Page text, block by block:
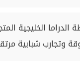
الدراما الخليجية
وتجارب شبابية